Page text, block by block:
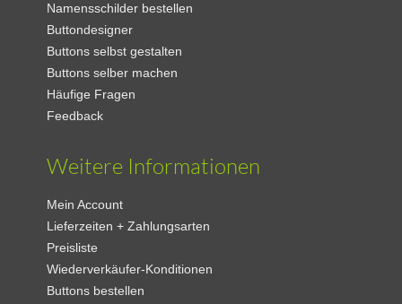
Namensschilder bestellen
Buttondesigner
Buttons selbst gestalten
Buttons selber machen
Häufige Fragen
Feedback
Weitere Informationen
Mein Account
Lieferzeiten + Zahlungsarten
Preisliste
Wiederverkäufer-Konditionen
Buttons bestellen